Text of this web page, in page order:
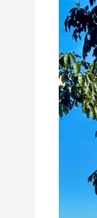
Privado
Masculino
Traíra
Comum